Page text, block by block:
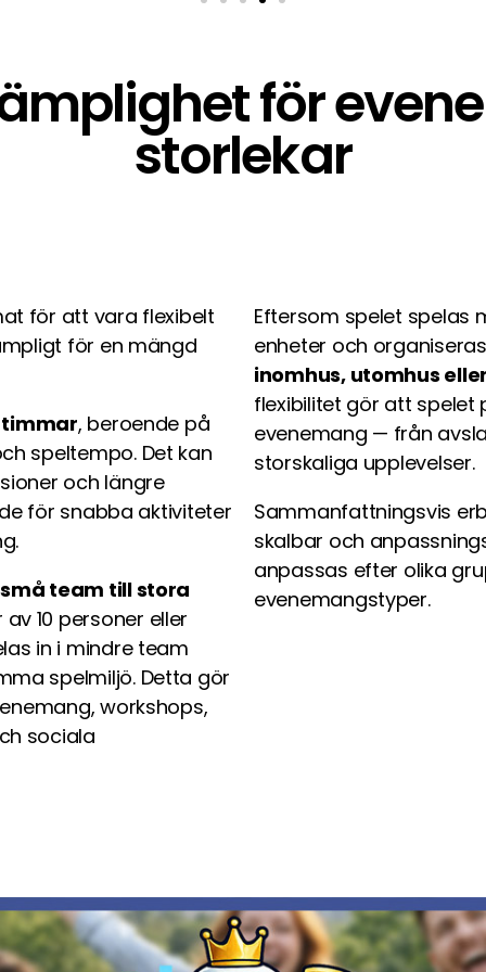
för
storlekar
för att vara flexibelt
för en mängd
timmar, beroende på
speltempo. Det kan
och längre
för snabba aktiviteter
team till stora
10 personer eller
in i mindre team
spelmiljö. Detta gör
workshops,
sociala
Eftersom spelet spelas
enheter och
inomhus, utomhus
flexibilitet gör att spelet
evenemang — från
storskaliga upplevelser.
Sammanfattningsvis
skalbar och
anpassas efter olika
evenemangstyper.